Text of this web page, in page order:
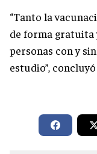
“Tanto la
de forma gratuita
personas con y
estudio”,